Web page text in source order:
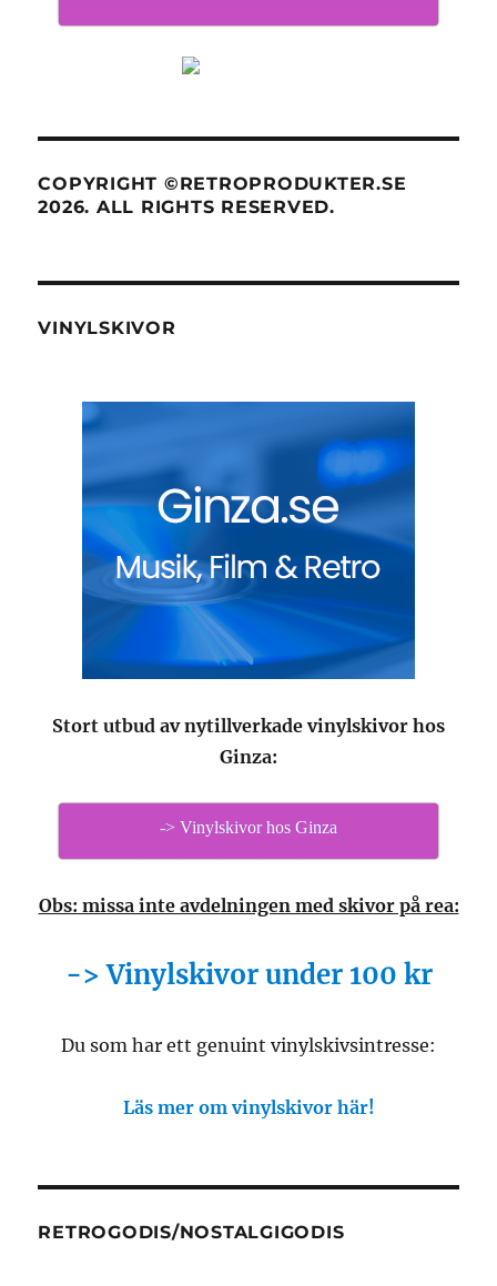
COPYRIGHT ©RETROPRODUKTER.SE
2026. ALL RIGHTS RESERVED.
VINYLSKIVOR
Stort utbud av nytillverkade vinylskivor hos
Ginza:
-> Vinylskivor hos Ginza
Obs: missa inte avdelningen med skivor på rea:
-> Vinylskivor under 100 kr
Du som har ett genuint vinylskivsintresse:
Läs mer om vinylskivor här!
RETROGODIS/NOSTALGIGODIS